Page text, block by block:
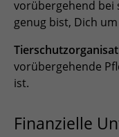
vorübergehend bei
genug bist, Dich
vorübergehende
ist.
Finanzielle